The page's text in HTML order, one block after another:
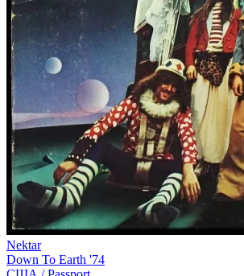
Nektar
Down To Earth '74